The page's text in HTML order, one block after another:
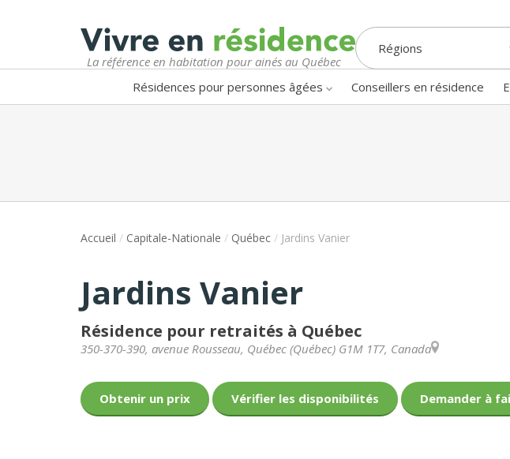
La référence en habitation pour ainés au Québec
Régions
Résidences pour personnes âgées Conseillers en résidence
Accueil / Capitale-Nationale / Québec / Jardins Vanier
Jardins Vanier
Résidence pour retraités à Québec
350-370-390, avenue Rousseau, Québec (Québec) G1M 1T7, Canada
Obtenir un prix Vérifier les disponibilités Demander à